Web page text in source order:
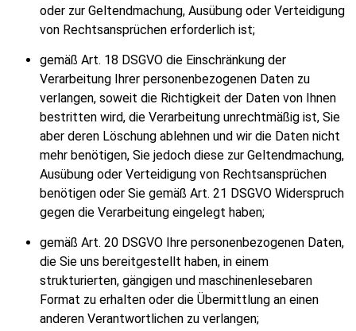
oder zur Geltendmachung, Ausübung oder Verteidigung
von Rechtsansprüchen erforderlich ist;
gemäß Art. 18 DSGVO die Einschränkung der
Verarbeitung Ihrer personenbezogenen Daten zu
verlangen, soweit die Richtigkeit der Daten von Ihnen
bestritten wird, die Verarbeitung unrechtmäßig ist, Sie
aber deren Löschung ablehnen und wir die Daten nicht
mehr benötigen, Sie jedoch diese zur Geltendmachung,
Ausübung oder Verteidigung von Rechtsansprüchen
benötigen oder Sie gemäß Art. 21 DSGVO Widerspruch
gegen die Verarbeitung eingelegt haben;
gemäß Art. 20 DSGVO Ihre personenbezogenen Daten,
die Sie uns bereitgestellt haben, in einem
strukturierten, gängigen und maschinenlesebaren
Format zu erhalten oder die Übermittlung an einen
anderen Verantwortlichen zu verlangen;